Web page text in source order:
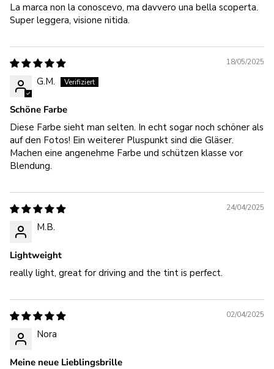
La marca non la conoscevo, ma davvero una bella scoperta.
Super leggera, visione nitida.
18/05/2025
G.M.
Schöne Farbe
Diese Farbe sieht man selten. In echt sogar noch schöner als
auf den Fotos! Ein weiterer Pluspunkt sind die Gläser.
Machen eine angenehme Farbe und schützen klasse vor
Blendung.
24/04/2025
M.B.
Lightweight
really light, great for driving and the tint is perfect.
02/04/2025
Nora
Meine neue Lieblingsbrille